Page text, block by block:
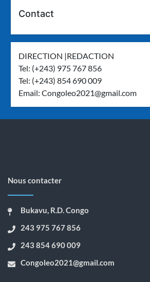
Contact
DIRECTION |REDACTION
Tel: (+243) 975 767 856
Tel: (+243) 854 690 009
Email:Congoleo2021@gmail.com
Nous contacter
Bukavu, R.D. Congo
243 975 767 856
243 854 690 009
Congoleo2021@gmail.com